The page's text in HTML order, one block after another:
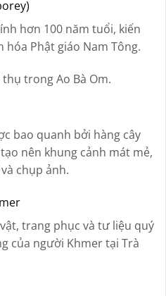
hơn 100 năm tuổi, kiến
Phật giáo Nam Tông.
trong Ao Bà Om.
bao quanh bởi hàng cây
nên khung cảnh mát mẻ,
chụp ảnh.
trang phục và tư liệu quý
của người Khmer tại Trà